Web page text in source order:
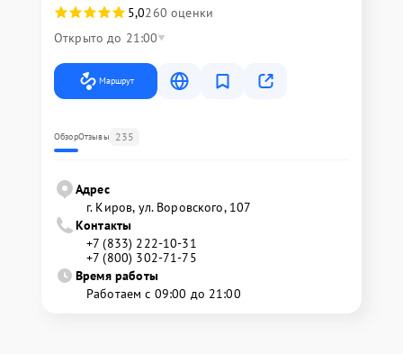
5,0260 оценки
Открыто до 21:00
Маршрут
ОбзорОтзывы 235
Адрес
г. Киров, ул. Воровского, 107
Контакты
+7 (833) 222-10-31
+7 (800) 302-71-75
Время работы
Работаем с 09:00 до 21:00